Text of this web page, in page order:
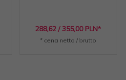
288,62 / 355,00 PLN*
* cena netto / brutto